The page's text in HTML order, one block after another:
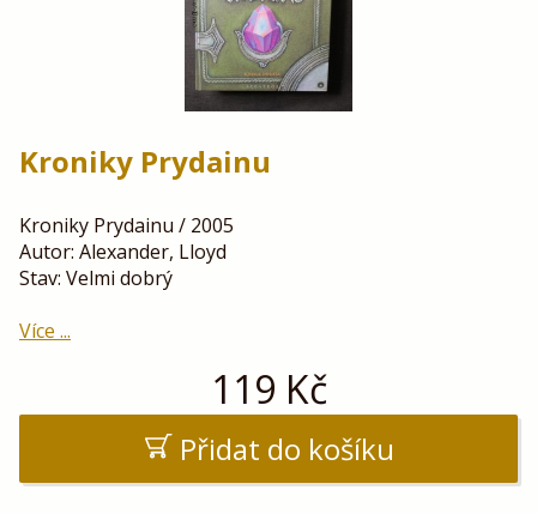
Kroniky Prydainu
Kroniky Prydainu / 2005
Autor: Alexander, Lloyd
Stav: Velmi dobrý
Více ...
119 Kč
Přidat do košíku